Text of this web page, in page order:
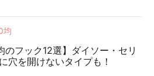
均
のフック12選】ダイソー・セリ
穴を開けないタイプも！